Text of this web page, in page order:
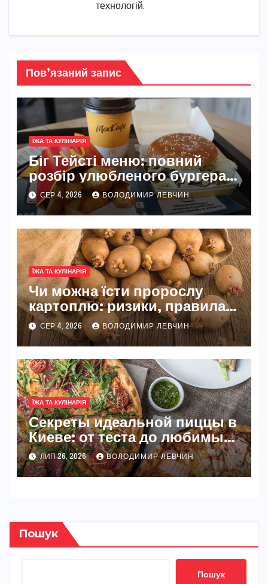
технологій.
Пов’язаний запис
ЇЖА ТА КУЛІНАРІЯ
Біг Тейсті меню: повний
розбір улюбленого бургера
McDonald’s
СЕР 4, 2026 ВОЛОДИМИР ЛЕВЧИН
ЇЖА ТА КУЛІНАРІЯ
Чи можна їсти пророслу
картоплю: ризики, правила
та безпечні способи
СЕР 4, 2026 ВОЛОДИМИР ЛЕВЧИН
ЇЖА ТА КУЛІНАРІЯ
Секреты идеальной пиццы в
Киеве: от теста до любимых
начинок
ЛИП 26, 2026 ВОЛОДИМИР ЛЕВЧИН
Пошук
Пошук